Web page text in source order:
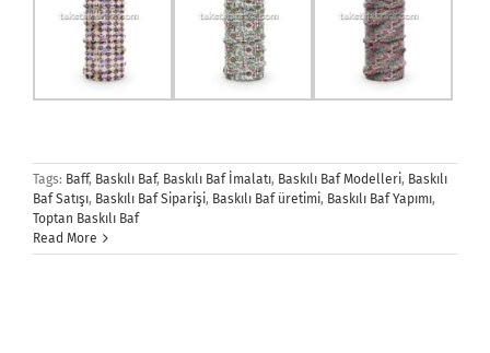
Tags: Baff, Baskılı Baf, Baskılı Baf İmalatı, Baskılı Baf Modelleri, Baskılı
Baf Satışı, Baskılı Baf Siparişi, Baskılı Baf üretimi, Baskılı Baf Yapımı,
Toptan Baskılı Baf
Read More